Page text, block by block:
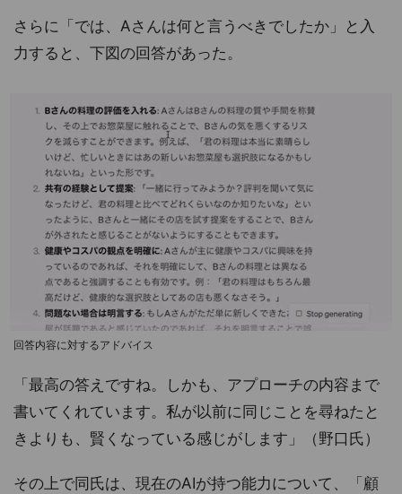
さらに「では、Aさんは何と言うべきでしたか」と入
力すると、下図の回答があった。
回答内容に対するアドバイス
「最高の答えですね。しかも、アプローチの内容まで
書いてくれています。私が以前に同じことを尋ねたと
きよりも、賢くなっている感じがします」（野口氏）
その上で同氏は、現在のAIが持つ能力について、「顧